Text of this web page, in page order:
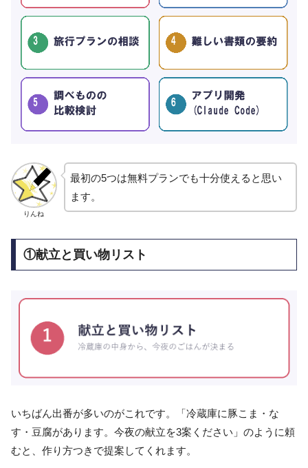
りんね
最初の5つは無料プランでも十分使えると思い
ます。
①献立と買い物リスト
いちばん出番が多いのがこれです。「冷蔵庫に豚こま・な
す・豆腐があります。今夜の献立を3案ください」のように頼
むと、作り方つきで提案してくれます。